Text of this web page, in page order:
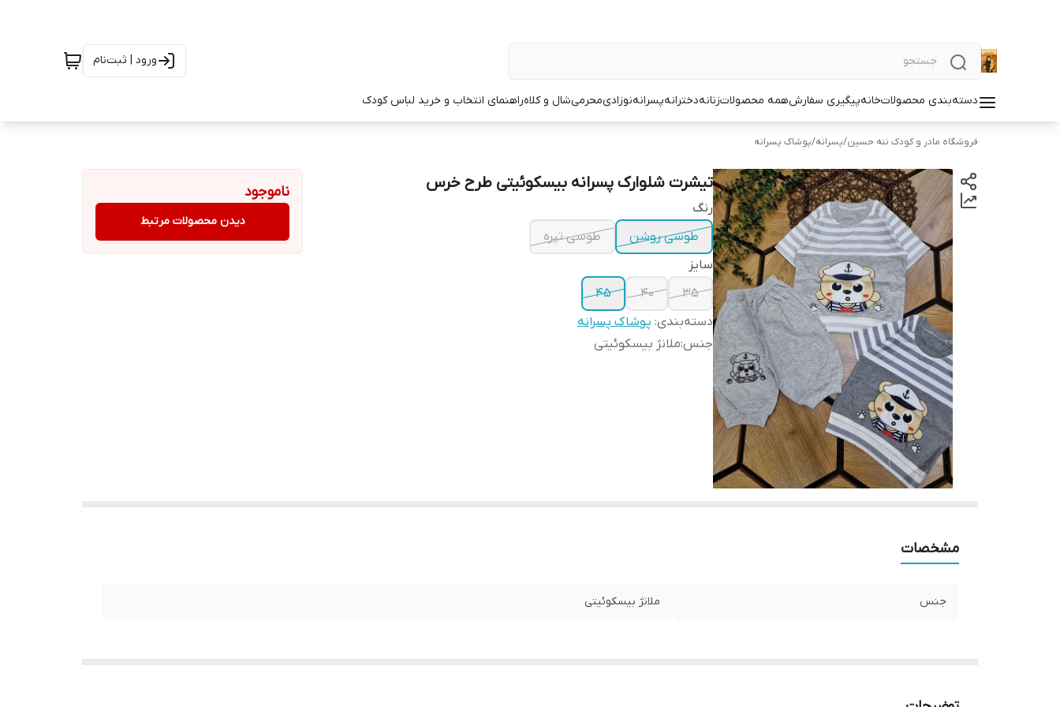
ورود | ثبت‌نام
دسته‌بندی محصولاتخانهپیگیری سفارشهمه محصولاتزنانهدخترانهپسرانهنوزادیمحرمیشال و کلاهراهنمای انتخاب و خرید لباس کودک
فروشگاه مادر و کودک ننه حسین/پسرانه/پوشاک پسرانه
تیشرت شلوارک پسرانه بیسکوئیتی طرح خرس
رنگ
طوسی روشن
طوسی تیره
سایز
۳۵
۴۰
۴۵
دسته‌بندی: پوشاک پسرانه
جنس:ملانژ بیسکوئیتی
ناموجود
دیدن محصولات مرتبط
مشخصات
جنس ملانژ بیسکوئیتی